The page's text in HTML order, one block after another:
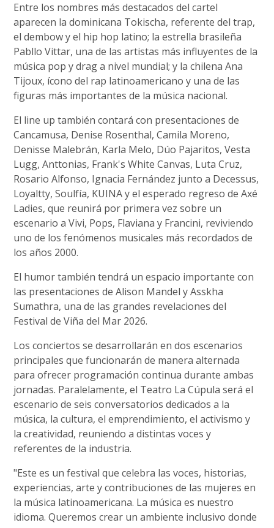
Entre los nombres más destacados del cartel
aparecen la dominicana Tokischa, referente del trap,
el dembow y el hip hop latino; la estrella brasileña
Pabllo Vittar, una de las artistas más influyentes de la
música pop y drag a nivel mundial; y la chilena Ana
Tijoux, ícono del rap latinoamericano y una de las
figuras más importantes de la música nacional.
El line up también contará con presentaciones de
Cancamusa, Denise Rosenthal, Camila Moreno,
Denisse Malebrán, Karla Melo, Dúo Pajaritos, Vesta
Lugg, Anttonias, Frank's White Canvas, Luta Cruz,
Rosario Alfonso, Ignacia Fernández junto a Decessus,
Loyaltty, Soulfía, KUINA y el esperado regreso de Axé
Ladies, que reunirá por primera vez sobre un
escenario a Vivi, Pops, Flaviana y Francini, reviviendo
uno de los fenómenos musicales más recordados de
los años 2000.
El humor también tendrá un espacio importante con
las presentaciones de Alison Mandel y Asskha
Sumathra, una de las grandes revelaciones del
Festival de Viña del Mar 2026.
Los conciertos se desarrollarán en dos escenarios
principales que funcionarán de manera alternada
para ofrecer programación continua durante ambas
jornadas. Paralelamente, el Teatro La Cúpula será el
escenario de seis conversatorios dedicados a la
música, la cultura, el emprendimiento, el activismo y
la creatividad, reuniendo a distintas voces y
referentes de la industria.
"Este es un festival que celebra las voces, historias,
experiencias, arte y contribuciones de las mujeres en
la música latinoamericana. La música es nuestro
idioma. Queremos crear un ambiente inclusivo donde